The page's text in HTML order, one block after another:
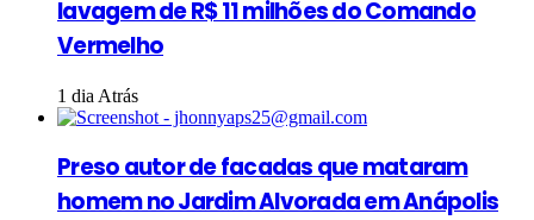
lavagem de R$ 11 milhões do Comando
Vermelho
1 dia Atrás
Preso autor de facadas que mataram
homem no Jardim Alvorada em Anápolis